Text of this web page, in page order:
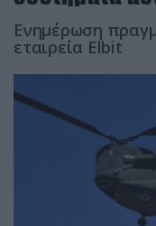
Ενημέρωση
εταιρεία Elbit